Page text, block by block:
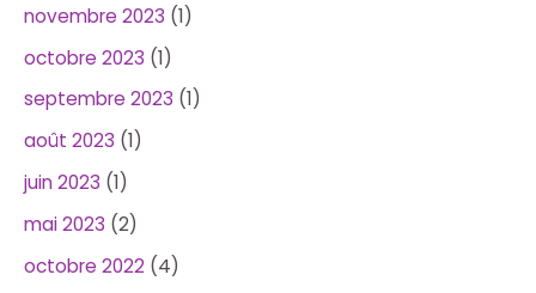
novembre 2023 (1)
octobre 2023 (1)
septembre 2023 (1)
août 2023 (1)
juin 2023 (1)
mai 2023 (2)
octobre 2022 (4)